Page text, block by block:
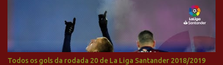
Todos os gols da rodada 20 de La Liga Santander 2018/2019